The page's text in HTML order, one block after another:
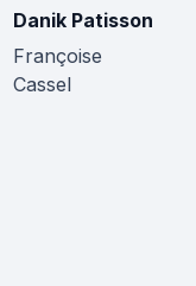
Danik Patisson
Françoise
Cassel